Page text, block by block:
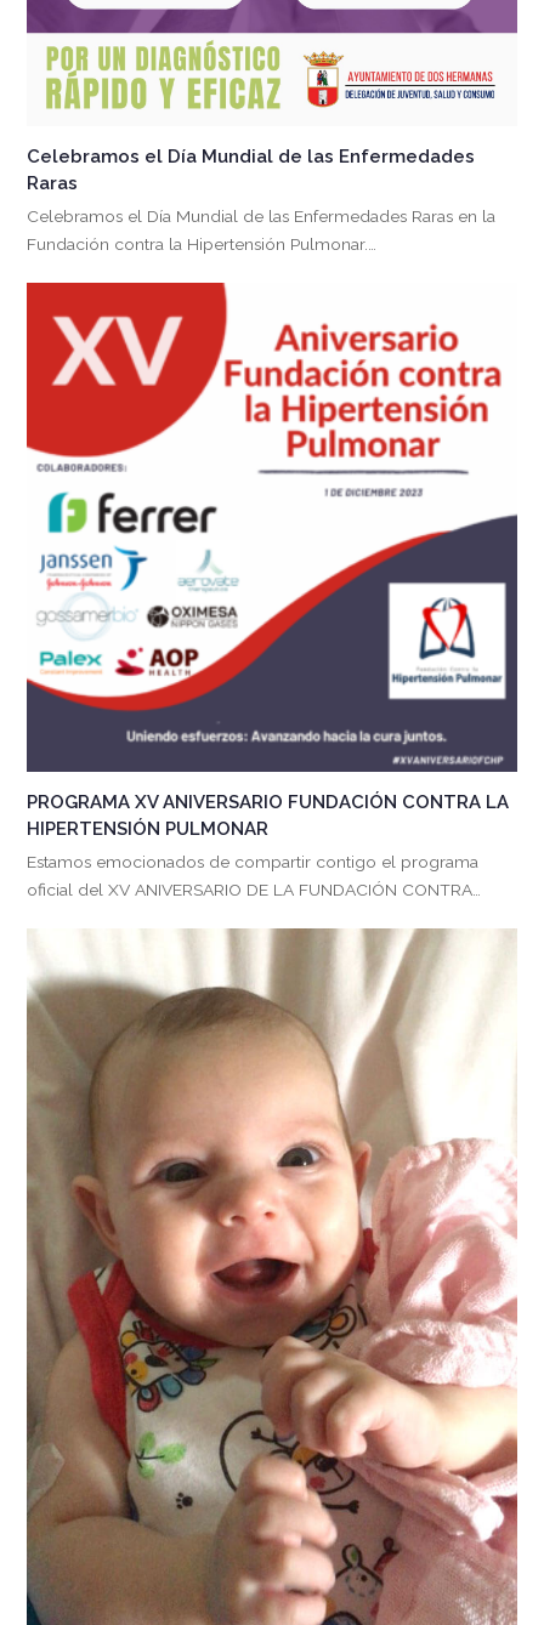
Celebramos el Día Mundial de las Enfermedades
Raras
Celebramos el Día Mundial de las Enfermedades Raras en la
Fundación contra la Hipertensión Pulmonar.…
PROGRAMA XV ANIVERSARIO FUNDACIÓN CONTRA LA
HIPERTENSIÓN PULMONAR
Estamos emocionados de compartir contigo el programa
oficial del XV ANIVERSARIO DE LA FUNDACIÓN CONTRA…